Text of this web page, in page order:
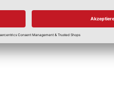
€*